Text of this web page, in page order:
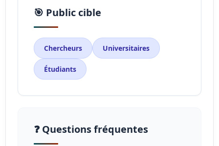
🎯 Public cible
Chercheurs Universitaires
Étudiants
❓ Questions fréquentes